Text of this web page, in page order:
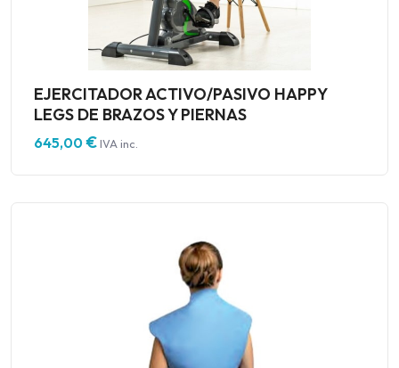
EJERCITADOR ACTIVO/PASIVO HAPPY
LEGS DE BRAZOS Y PIERNAS
645,00€IVA inc.